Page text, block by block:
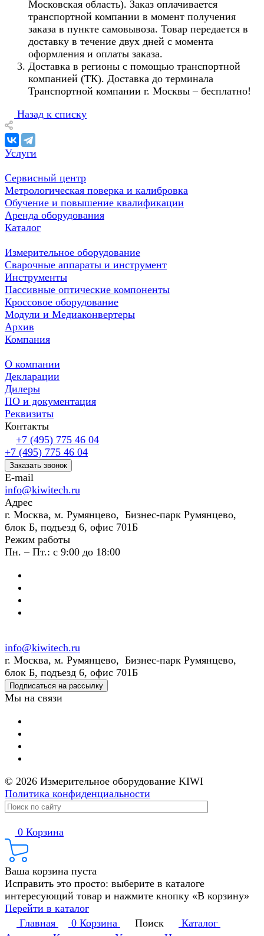
Московская область). Заказ оплачивается
транспортной компании в момент получения
заказа в пункте самовывоза. Товар передается в
доставку в течение двух дней с момента
оформления и оплаты заказа.
Доставка в регионы с помощью транспортной
компанией (ТК). Доставка до терминала
Транспортной компании г. Москвы – бесплатно!
Назад к списку
Услуги
Сервисный центр
Метрологическая поверка и калибровка
Обучение и повышение квалификации
Аренда оборудования
Каталог
Измерительное оборудование
Сварочные аппараты и инструмент
Инструменты
Пассивные оптические компоненты
Кроссовое оборудование
Модули и Медиаконвертеры
Архив
Компания
О компании
Декларации
Дилеры
ПО и документация
Реквизиты
Контакты
+7 (495) 775 46 04
+7 (495) 775 46 04
Заказать звонок
E-mail
info@kiwitech.ru
Адрес
г. Москва, м. Румянцево, Бизнес-парк Румянцево,
блок Б, подъезд 6, офис 701Б
Режим работы
Пн. – Пт.: с 9:00 до 18:00
info@kiwitech.ru
г. Москва, м. Румянцево, Бизнес-парк Румянцево,
блок Б, подъезд 6, офис 701Б
Подписаться на рассылку
Мы на связи
© 2026 Измерительное оборудование KIWI
Политика конфиденциальности
0 Корзина
Ваша корзина пуста
Исправить это просто: выберите в каталоге
интересующий товар и нажмите кнопку «В корзину»
Перейти в каталог
Главная
0 Корзина Поиск
Каталог